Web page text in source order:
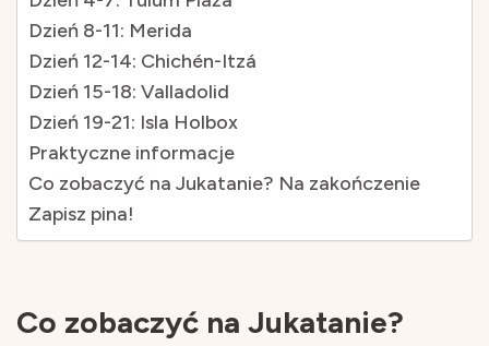
Dzień 8-11: Merida
Dzień 12-14: Chichén-Itzá
Dzień 15-18: Valladolid
Dzień 19-21: Isla Holbox
Praktyczne informacje
Co zobaczyć na Jukatanie? Na zakończenie
Zapisz pina!
Co zobaczyć na Jukatanie?